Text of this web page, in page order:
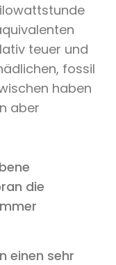
teuer und
fossil
haben
aber
die
einen sehr